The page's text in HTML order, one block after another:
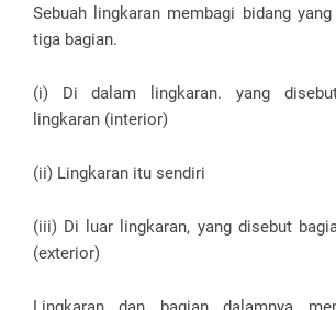
Sebuah lingkaran membagi bidang
tiga bagian.
(i) Di dalam lingkaran. yang
lingkaran (interior)
(ii) Lingkaran itu sendiri
(iii) Di luar lingkaran, yang disebut
(exterior)